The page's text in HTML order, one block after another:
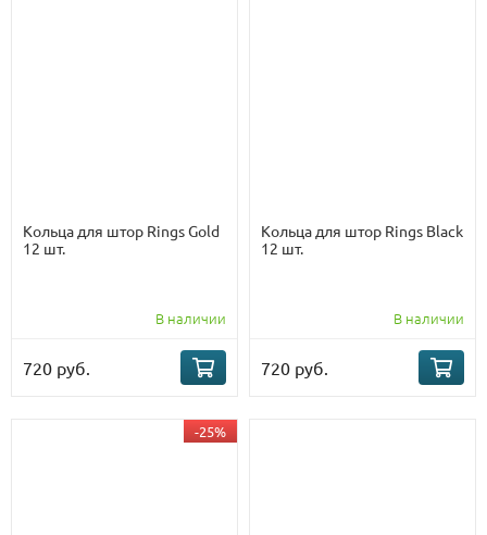
Кольца для штор Rings Gold
12 шт.
В наличии
720 руб.
Кольца для штор Rings Black
12 шт.
В наличии
720 руб.
-25%